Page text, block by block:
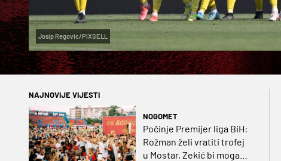
Josip Regovic/PIXSELL
NAJNOVIJE VIJESTI
NOGOMET
Počinje Premijer liga BiH:
Rožman želi vratiti trofej
u Mostar, Zekić bi mogao